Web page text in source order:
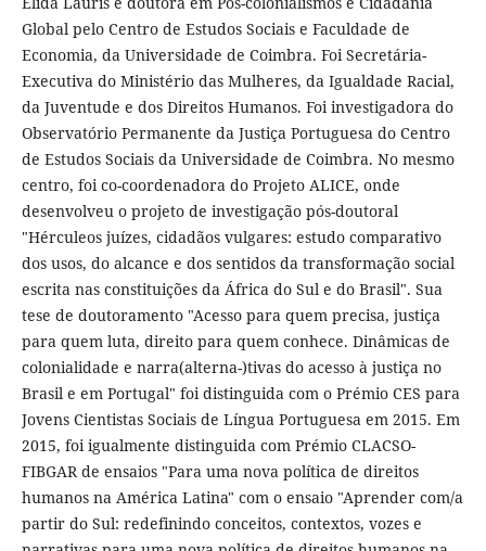
Global pelo Centro de Estudos Sociais e Faculdade de
Economia, da Universidade de Coimbra. Foi Secretária-
Executiva do Ministério das Mulheres, da Igualdade Racial,
da Juventude e dos Direitos Humanos. Foi investigadora do
Observatório Permanente da Justiça Portuguesa do Centro
de Estudos Sociais da Universidade de Coimbra. No mesmo
centro, foi co-coordenadora do Projeto ALICE, onde
desenvolveu o projeto de investigação pós-doutoral
"Hérculeos juízes, cidadãos vulgares: estudo comparativo
dos usos, do alcance e dos sentidos da transformação social
escrita nas constituições da África do Sul e do Brasil". Sua
tese de doutoramento "Acesso para quem precisa, justiça
para quem luta, direito para quem conhece. Dinâmicas de
colonialidade e narra(alterna-)tivas do acesso à justiça no
Brasil e em Portugal" foi distinguida com o Prémio CES para
Jovens Cientistas Sociais de Língua Portuguesa em 2015. Em
2015, foi igualmente distinguida com Prémio CLACSO-
FIBGAR de ensaios "Para uma nova política de direitos
humanos na América Latina" com o ensaio "Aprender com/a
partir do Sul: redefinindo conceitos, contextos, vozes e